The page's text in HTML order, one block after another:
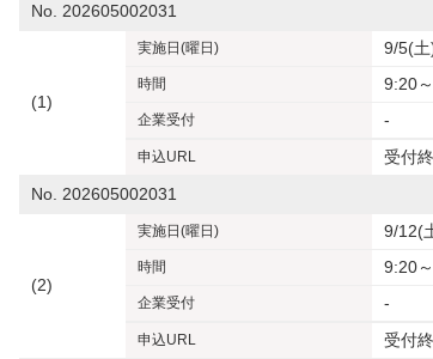
No. 202605002031
(1)
実施日 (曜日) 9/5(
時間 9:20
企業受付 -
申込URL
受付
No. 202605002031
(2)
実施日 (曜日) 9/12(
時間 9:20
企業受付 -
申込URL 受付